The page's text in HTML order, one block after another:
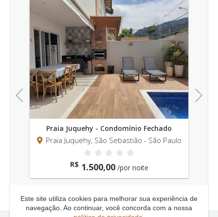
Previous
Praia Juquehy - Condomínio Fechado
Praia Juquehy, São Sebastião - São Paulo
R$ 1.500,00/por noite
Next
Este site utiliza cookies para melhorar sua experiência de
navegação. Ao continuar, você concorda com a nossa